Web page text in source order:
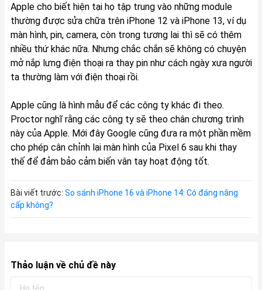
Apple cho biết hiện tại họ tập trung vào những module
thường được sửa chữa trên iPhone 12 và iPhone 13, ví dụ
màn hình, pin, camera, còn trong tương lai thì sẽ có thêm
nhiều thứ khác nữa. Nhưng chắc chắn sẽ không có chuyện
mở nắp lưng điện thoại ra thay pin như cách ngày xưa người
ta thường làm với điện thoại rồi.
Apple cũng là hình mẫu để các công ty khác đi theo.
Proctor nghĩ rằng các công ty sẽ theo chân chương trình
này của Apple. Mới đây Google cũng đưa ra một phần mềm
cho phép cân chỉnh lại màn hình của Pixel 6 sau khi thay
thế để đảm bảo cảm biến vân tay hoạt động tốt.
Bài viết trước: So sánh iPhone 16 và iPhone 14: Có đáng nâng
cấp không?
Thảo luận về chủ đề này